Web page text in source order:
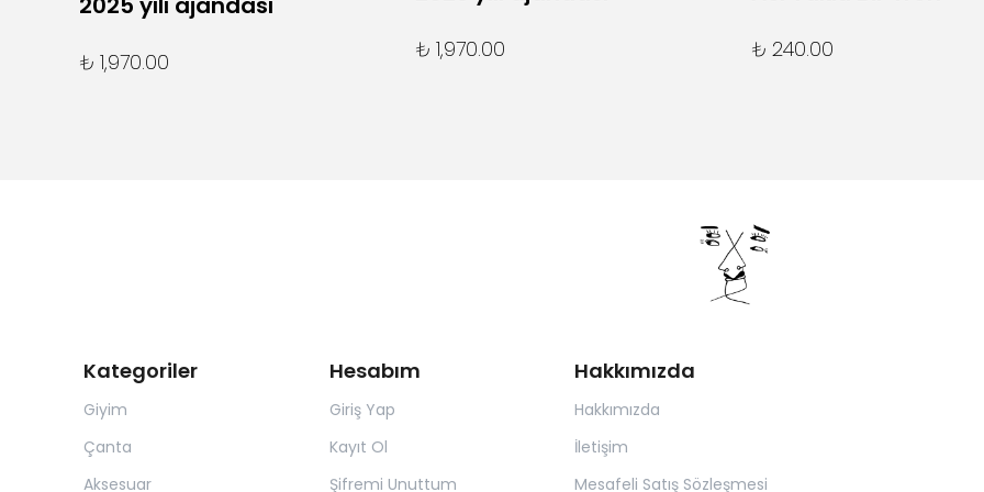
₺ 1,970.00 ₺ 1,970.00 ₺ 240.00
Kategoriler
Giyim
Çanta
Aksesuar
Hesabım
Giriş Yap
Kayıt Ol
Şifremi Unuttum
Hakkımızda
Hakkımızda
İletişim
Mesafeli Satış Sözleşmesi